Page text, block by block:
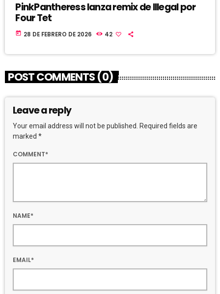
PinkPantheress lanza remix de Illegal por
Four Tet
today 28 DE FEBRERO DE 2026 42
POST COMMENTS (0)
Leave a reply
Your email address will not be published. Required fields are
marked *
COMMENT*
NAME*
EMAIL*